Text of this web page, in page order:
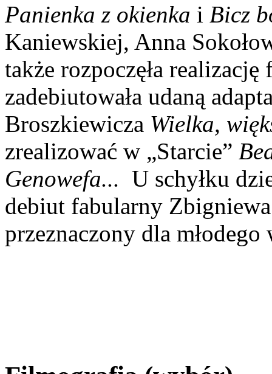
Panienka z okienka i Bicz
Kaniewskiej, Anna
także rozpoczęła
zadebiutowała udaną
Broszkiewicza Wielka,
zrealizować w „Starcie”
Genowefa... U schyłku
debiut fabularny
przeznaczony dla